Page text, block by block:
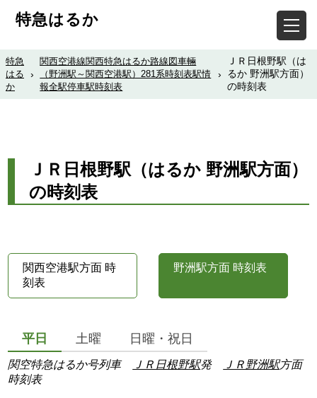
特急はるか
特急
はる
か
›
関西空港線関西特急はるか路線図車輛
（野洲駅～関西空港駅）281系時刻表駅情
報全駅停車駅時刻表
›
ＪＲ日根野駅（は
るか 野洲駅方面）
の時刻表
ＪＲ日根野駅（はるか 野洲駅方面）
の時刻表
関西空港駅方面 時
刻表
野洲駅方面 時刻表
平日 土曜 日曜・祝日
関空特急はるか号列車 ＪＲ日根野駅発 ＪＲ野洲駅方面
時刻表